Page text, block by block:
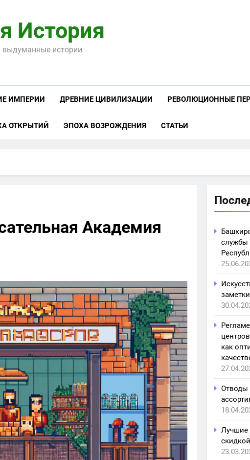
История
истории
ИМПЕРИИ ДРЕВНИЕ ЦИВИЛИЗАЦИИ РЕВОЛЮЦИОННЫЕ
ОТКРЫТИЙ ЭПОХА ВОЗРОЖДЕНИЯ СТАТЬИ
Академия
службы
как
Отводы
Лучшие